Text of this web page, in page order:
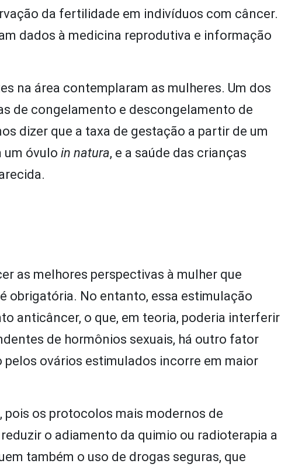
da fertilidade em indivíduos com câncer.
dados à medicina reprodutiva e informação
na área contemplaram as mulheres. Um dos
de congelamento e descongelamento de
dizer que a taxa de gestação a partir de um
um óvulo in natura, e a saúde das crianças
as melhores perspectivas à mulher que
obrigatória. No entanto, essa estimulação
anticâncer, o que, em teoria, poderia interferir
de hormônios sexuais, há outro fator
ovários estimulados incorre em maior
pois os protocolos mais modernos de
o adiamento da quimio ou radioterapia a
também o uso de drogas seguras, que